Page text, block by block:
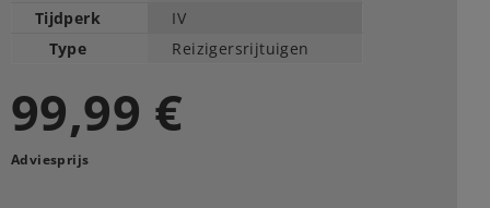
Tijdperk
IV
Type
Reizigersrijtuigen
99,99 €
Adviesprijs